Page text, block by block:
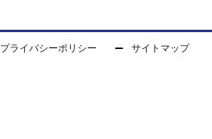
プライバシーポリシー サイトマップ